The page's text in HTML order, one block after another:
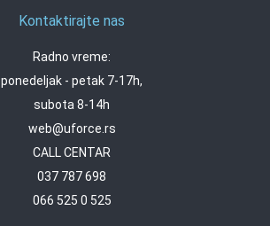
Kontaktirajte nas
Radno vreme:
ponedeljak - petak 7-17h,
subota 8-14h
web@uforce.rs
CALL CENTAR
037 787 698
066 525 0 525